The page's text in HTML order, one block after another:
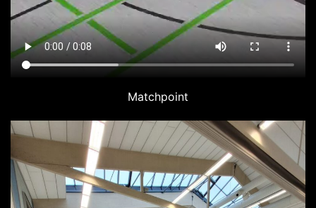
Matchpoint